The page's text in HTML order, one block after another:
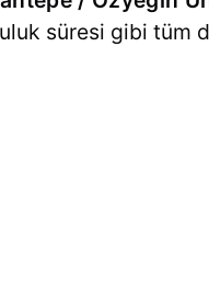
süresi gibi tüm